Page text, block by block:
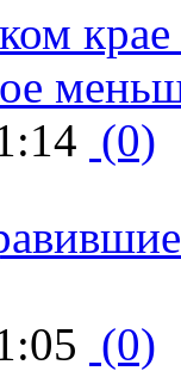
(0)
(0)